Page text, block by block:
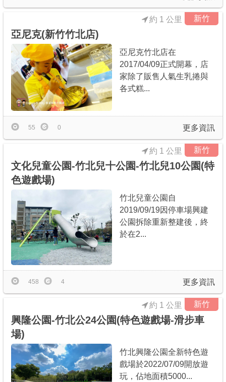
新竹
亞尼克(新竹竹北店)
約 1 公里
亞尼克竹北店在
2017/04/09正式開幕，店
家除了販售人氣生乳捲與
各式糕...
更多資訊
55 0
新竹
文化兒童公園-竹北兒十公園-竹北兒10公園(特
色遊戲場)
約 1 公里
竹北兒童公園自
2019/09/19因停車場興建
公園拆除重新整建後，終
於在2...
更多資訊
458 4
新竹
興隆公園-竹北公24公園(特色遊戲場-滑步車
場)
約 1 公里
竹北興隆公園全新特色遊
戲場於2022/07/09開放遊
玩，佔地面積5000...